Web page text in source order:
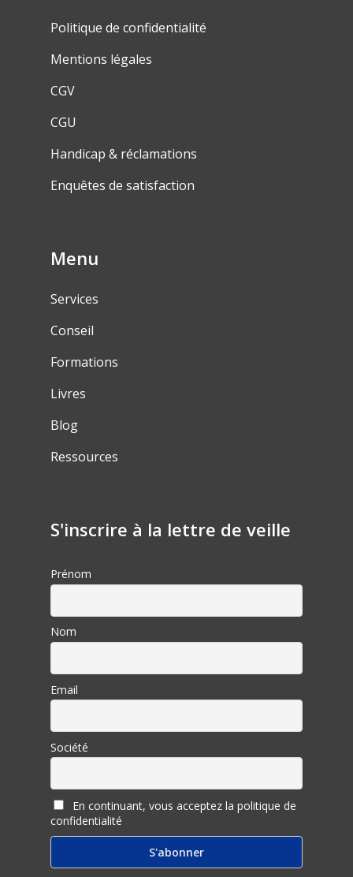
Politique de confidentialité
Mentions légales
CGV
CGU
Handicap & réclamations
Enquêtes de satisfaction
Menu
Services
Conseil
Formations
Livres
Blog
Ressources
S'inscrire à la lettre de veille
Prénom
Nom
Email
Société
En continuant, vous acceptez la politique de
confidentialité